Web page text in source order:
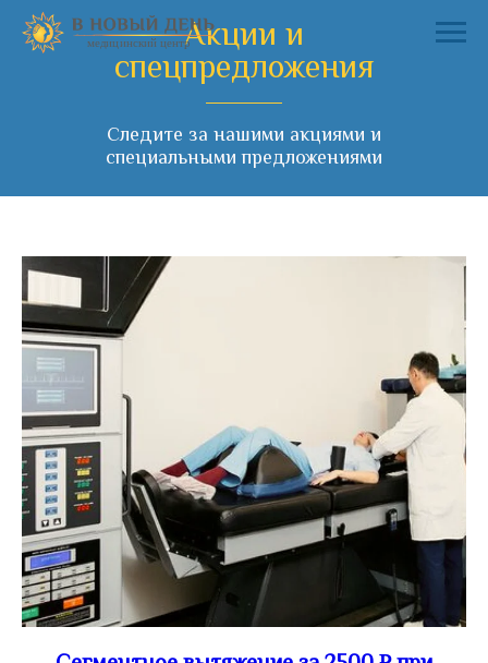
Акции и
спецпредложения
Следите за нашими акциями и
специальными предложениями